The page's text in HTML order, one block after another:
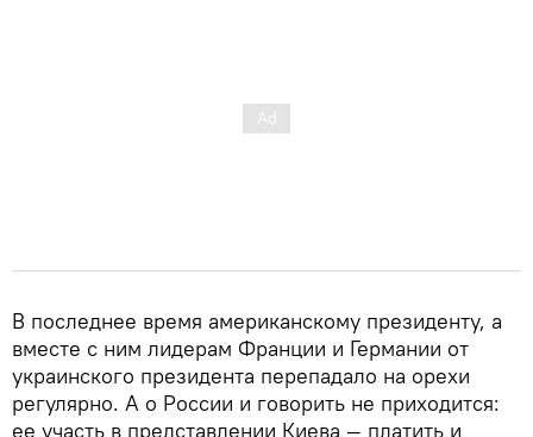
В последнее время американскому президенту, а
вместе с ним лидерам Франции и Германии от
украинского президента перепадало на орехи
регулярно. А о России и говорить не приходится:
ее участь в представлении Киева — платить и